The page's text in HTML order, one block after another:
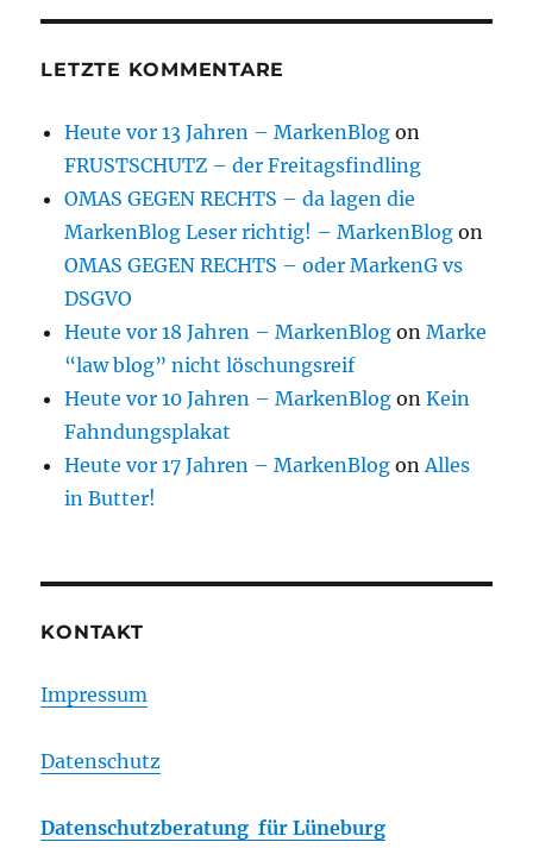
LETZTE KOMMENTARE
Heute vor 13 Jahren – MarkenBlog on
FRUSTSCHUTZ – der Freitagsfindling
OMAS GEGEN RECHTS – da lagen die
MarkenBlog Leser richtig! – MarkenBlog on
OMAS GEGEN RECHTS – oder MarkenG vs
DSGVO
Heute vor 18 Jahren – MarkenBlog onMarke
“law blog” nicht löschungsreif
Heute vor 10 Jahren – MarkenBlog onKein
Fahndungsplakat
Heute vor 17 Jahren – MarkenBlog onAlles
in Butter!
KONTAKT
Impressum
Datenschutz
Datenschutzberatung für Lüneburg